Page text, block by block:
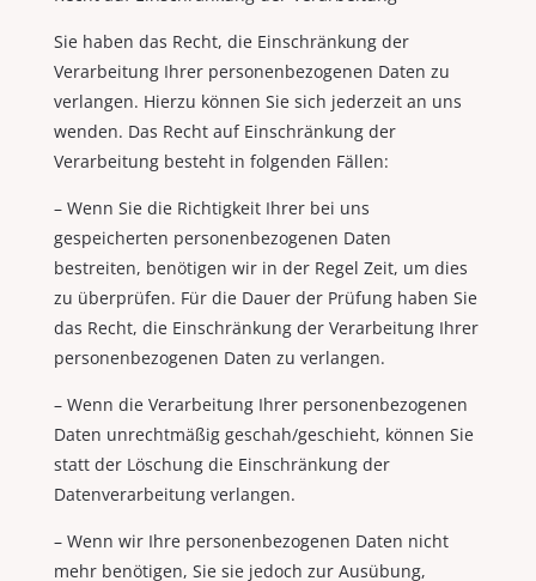
Sie haben das Recht, die Einschränkung der
Verarbeitung Ihrer personenbezogenen Daten zu
verlangen. Hierzu können Sie sich jederzeit an uns
wenden. Das Recht auf Einschränkung der
Verarbeitung besteht in folgenden Fällen:
– Wenn Sie die Richtigkeit Ihrer bei uns
gespeicherten personenbezogenen Daten
bestreiten, benötigen wir in der Regel Zeit, um dies
zu überprüfen. Für die Dauer der Prüfung haben Sie
das Recht, die Einschränkung der Verarbeitung Ihrer
personenbezogenen Daten zu verlangen.
– Wenn die Verarbeitung Ihrer personenbezogenen
Daten unrechtmäßig geschah/geschieht, können Sie
statt der Löschung die Einschränkung der
Datenverarbeitung verlangen.
– Wenn wir Ihre personenbezogenen Daten nicht
mehr benötigen, Sie sie jedoch zur Ausübung,